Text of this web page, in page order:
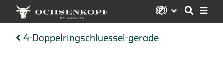
4-Doppelringschluessel-gerade